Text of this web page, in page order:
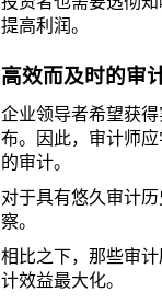
提高利润。
高效而及时的审
企业领导者希望获
布。因此，审计师
的审计。
对于具有悠久审计
察。
相比之下，那些审
计效益最大化。